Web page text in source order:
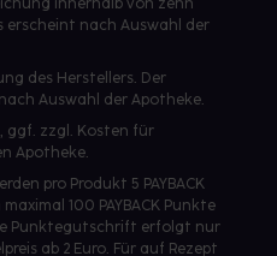
innerhalb von zehn
erscheint nach Auswahl der
des Herstellers. Der
Auswahl der Apotheke.
ggf. zzgl. Kosten für
Apotheke.
pro Produkt 5 PAYBACK
100 PAYBACK Punkte
Punktegutschrift erfolgt nur
ab 2 Euro. Für auf Rezept